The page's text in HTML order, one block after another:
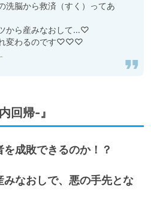
洗脳から救済（すく）ってあ
から産みなおして…♡
れ変わるのです♡♡♡
回帰-』
成敗できるのか！？
なおしで、悪の手先とな